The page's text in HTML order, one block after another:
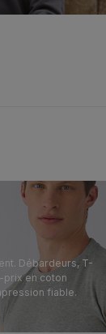
Débardeurs, T-
prix en coton
fiable.